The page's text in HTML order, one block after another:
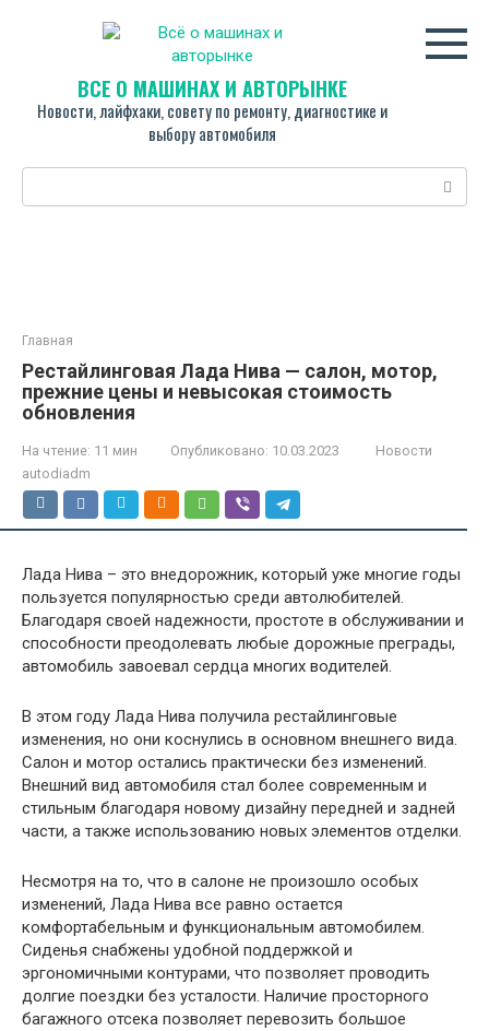
ВСЁ О МАШИНАХ И АВТОРЫНКЕ
Новости, лайфхаки, совету по ремонту, диагностике и
выбору автомобиля
Поиск:
Главная
Рестайлинговая Лада Нива — салон, мотор,
прежние цены и невысокая стоимость
обновления
На чтение: 11 мин Опубликовано: 10.03.2023
Новости
autodiadm
Лада Нива – это внедорожник, который уже многие годы
пользуется популярностью среди автолюбителей.
Благодаря своей надежности, простоте в обслуживании и
способности преодолевать любые дорожные преграды,
автомобиль завоевал сердца многих водителей.
В этом году Лада Нива получила рестайлинговые
изменения, но они коснулись в основном внешнего вида.
Салон и мотор остались практически без изменений.
Внешний вид автомобиля стал более современным и
стильным благодаря новому дизайну передней и задней
части, а также использованию новых элементов отделки.
Несмотря на то, что в салоне не произошло особых
изменений, Лада Нива все равно остается
комфортабельным и функциональным автомобилем.
Сиденья снабжены удобной поддержкой и
эргономичными контурами, что позволяет проводить
долгие поездки без усталости. Наличие просторного
багажного отсека позволяет перевозить большое